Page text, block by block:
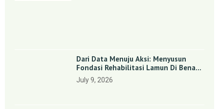
Dari Data Menuju Aksi: Menyusun
Fondasi Rehabilitasi Lamun Di Benan
Dan Sebong Lagoi, Kepulauan Riau
July 9, 2026